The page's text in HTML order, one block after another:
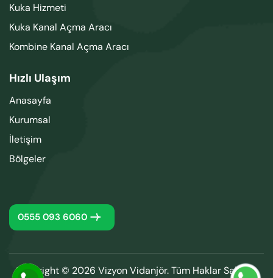
Kuka Hizmeti
Kuka Kanal Açma Aracı
Kombine Kanal Açma Aracı
Hızlı Ulaşım
Anasayfa
Kurumsal
İletişim
Bölgeler
0555 093 6060
Copyright © 2026 Vizyon Vidanjör. Tüm Haklar Saklıdır.